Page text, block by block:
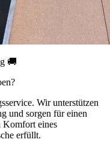
🚚
Wir unterstützen
und sorgen für einen
Komfort eines
erfüllt.